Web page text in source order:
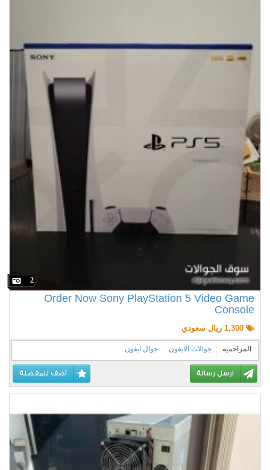
2
Order Now Sony PlayStation 5 Video Game
Console
1,300 ريال سعودي
المزاحمية جوالات الايفون جوال ايفون
ارسل رسالة أضف للمفضلة